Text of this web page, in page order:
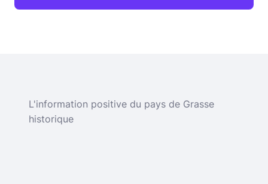
L'information positive du pays de Grasse
historique